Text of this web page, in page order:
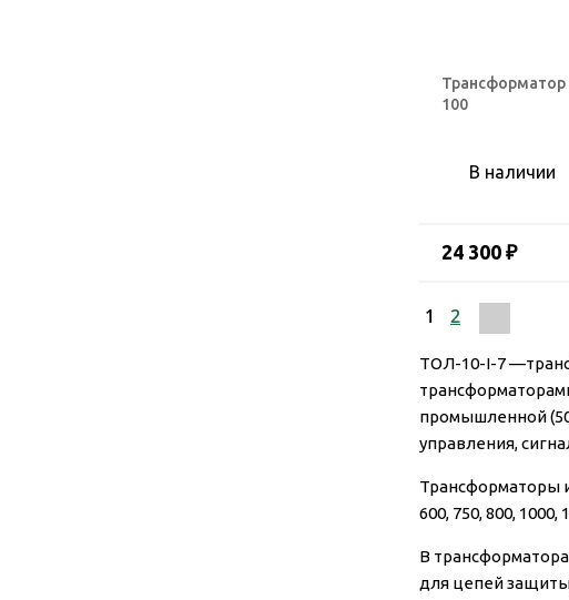
100
В наличии
24 300 ₽
1 2
ТОЛ-10-I-7
промышленной
управления,
Трансформаторы
600, 750, 800,
В
для цепей